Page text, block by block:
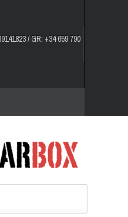
/ GR: +34 659 790